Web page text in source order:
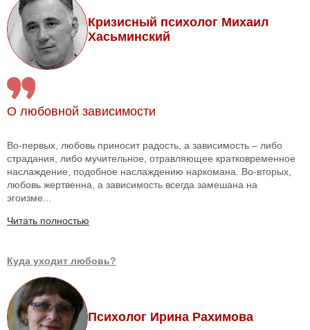
Кризисный психолог Михаил
Хасьминский
О любовной зависимости
Во-первых, любовь приносит радость, а зависимость – либо
страдания, либо мучительное, отравляющее кратковременное
наслаждение, подобное наслаждению наркомана. Во-вторых,
любовь жертвенна, а зависимость всегда замешана на
эгоизме...
Читать полностью
Куда уходит любовь?
Психолог Ирина Рахимова